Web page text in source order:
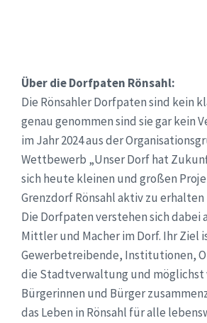
Über die Dorfpaten Rönsahl:
Die Rönsahler Dorfpaten sind kein
genau genommen sind sie gar kein
im Jahr 2024 aus der
Wettbewerb „Unser Dorf hat
sich heute kleinen und großen
Grenzdorf Rönsahl aktiv zu
Die Dorfpaten verstehen sich dabei
Mittler und Macher im Dorf. Ihr Ziel
Gewerbetreibende, Institutionen,
die Stadtverwaltung und möglichst
Bürgerinnen und Bürger
das Leben in Rönsahl für alle